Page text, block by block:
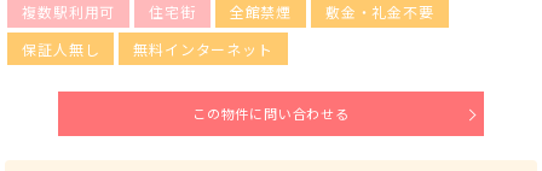
複数駅利用可
住宅街 全館禁煙
敷金・礼金不要
保証人無し
無料インターネット
この物件に問い合わせる